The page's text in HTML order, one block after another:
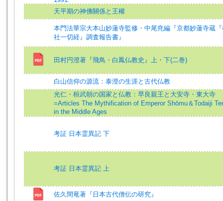
天平期の神佛關係と王權
本門法華宗大本山妙蓮寺監修・中尾尭編『京都妙蓮寺蔵
社一切経』調査報告書』
田村円澄著『飛鳥・白鳳仏教史』上・下(二巻)
白山信仰の源流：泰澄の生涯と古代仏教
光仁・桓武朝の国家と仏教：早良親王と大安寺・東大寺
=Articles The Mythification of Emperor Shōmu＆Todaiji
in the Middle Ages
考証 日本霊異記 下
考証 日本霊異記 上
佐久間竜著『日本古代僧伝の研究』